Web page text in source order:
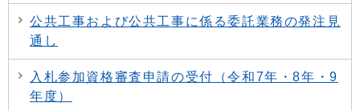
公共工事および公共工事に係る委託業務の発注見
通し
入札参加資格審査申請の受付（令和7年・8年・9
年度）